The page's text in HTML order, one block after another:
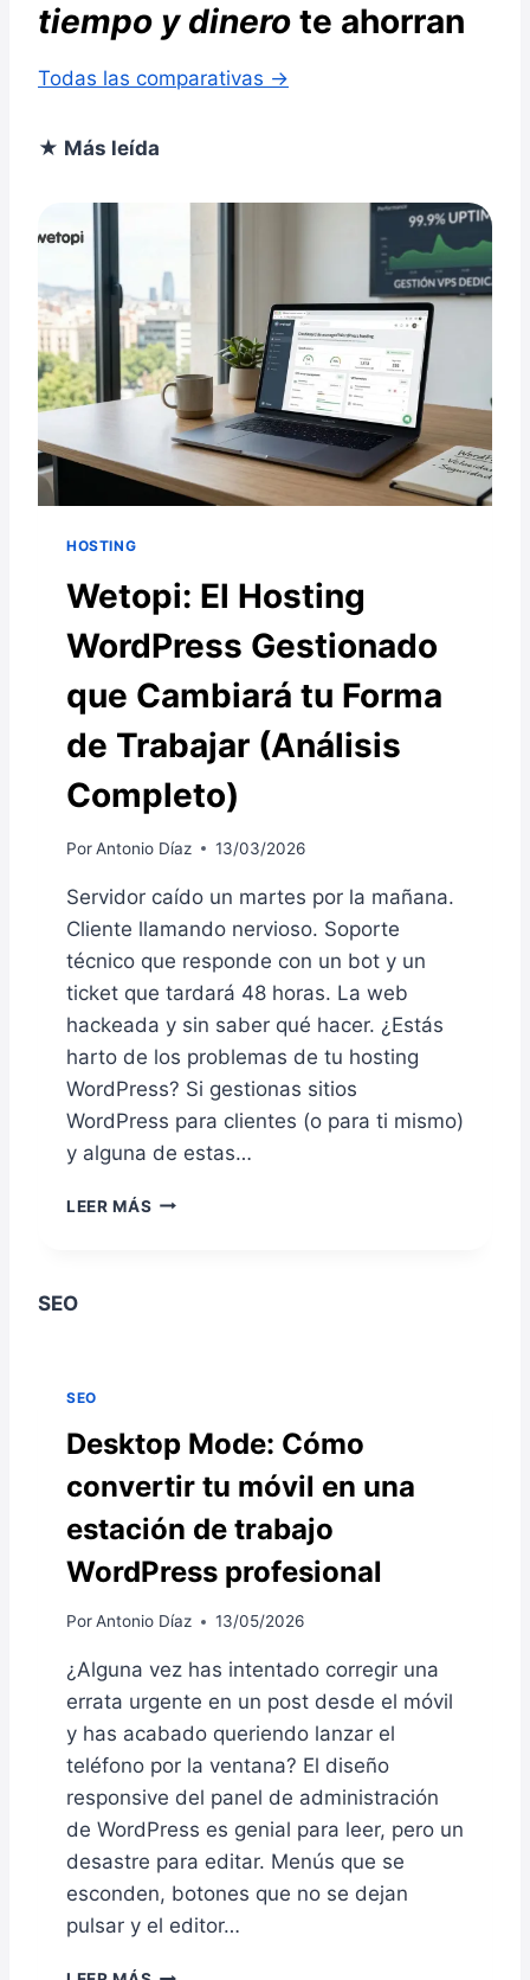
tiempo y dinero te ahorran
Todas las comparativas →
★ Más leída
HOSTING
Wetopi: El Hosting
WordPress Gestionado
que Cambiará tu Forma
de Trabajar (Análisis
Completo)
PorAntonio Díaz 13/03/2026
Servidor caído un martes por la mañana.
Cliente llamando nervioso. Soporte
técnico que responde con un bot y un
ticket que tardará 48 horas. La web
hackeada y sin saber qué hacer. ¿Estás
harto de los problemas de tu hosting
WordPress? Si gestionas sitios
WordPress para clientes (o para ti mismo)
y alguna de estas…
LEER MÁS W
O
T
I
G
O
D
P
R
E
S
S
G
S
T
I
SEO
SEO
Desktop Mode: Cómo
convertir tu móvil en una
estación de trabajo
WordPress profesional
PorAntonio Díaz 13/05/2026
¿Alguna vez has intentado corregir una
errata urgente en un post desde el móvil
y has acabado queriendo lanzar el
teléfono por la ventana? El diseño
responsive del panel de administración
de WordPress es genial para leer, pero un
desastre para editar. Menús que se
esconden, botones que no se dejan
pulsar y el editor…